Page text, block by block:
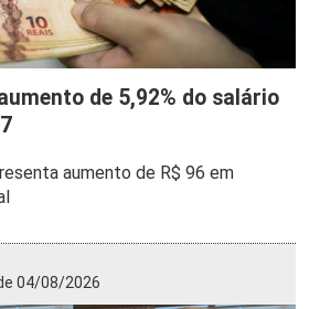
de 5,92% do salário
aumento de R$ 96 em
04/08/2026